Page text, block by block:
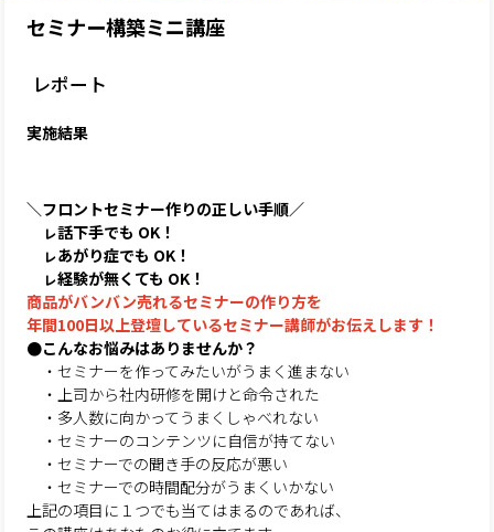
セミナー構築ミニ講座
レポート
実施結果
＼フロントセミナー作りの正しい手順／
ㇾ話下手でも OK！
ㇾあがり症でも OK！
ㇾ経験が無くても OK！
商品がバンバン売れるセミナーの作り方を
年間100日以上登壇しているセミナー講師がお伝えします！
●こんなお悩みはありませんか？
・セミナーを作ってみたいがうまく進まない
・上司から社内研修を開けと命令された
・多人数に向かってうまくしゃべれない
・セミナーのコンテンツに自信が持てない
・セミナーでの聞き手の反応が悪い
・セミナーでの時間配分がうまくいかない
上記の項目に１つでも当てはまるのであれば、